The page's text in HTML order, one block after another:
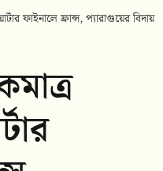
ফাইনালে ফ্রান্স, প্যারাগুয়ের বিদায়